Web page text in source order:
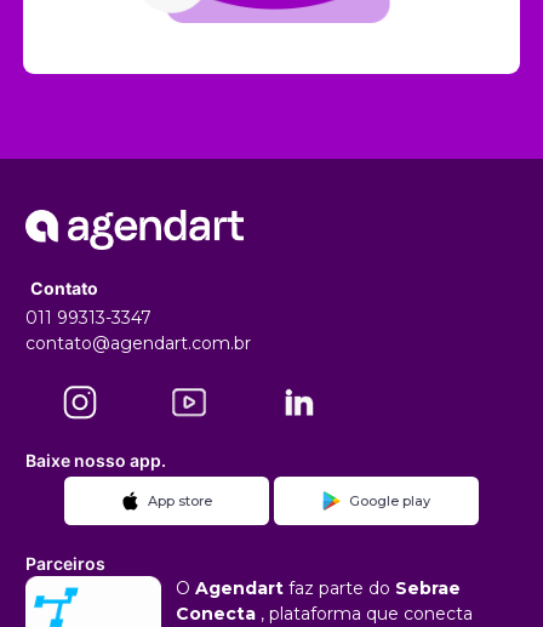
Contato
011 99313-3347
contato@agendart.com.br
Baixe nosso app.
App store Google play
Parceiros
O Agendart faz parte do Sebrae
Conecta , plataforma que conecta